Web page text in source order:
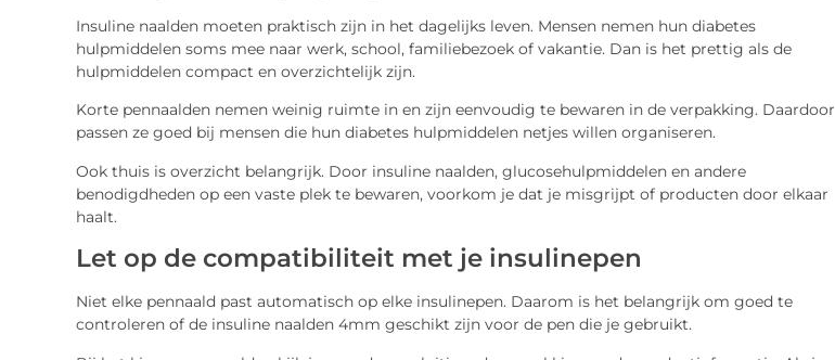
Insuline naalden moeten praktisch zijn in het dagelijks leven. Mensen nemen hun diabetes
hulpmiddelen soms mee naar werk, school, familiebezoek of vakantie. Dan is het prettig als de
hulpmiddelen compact en overzichtelijk zijn.
Korte pennaalden nemen weinig ruimte in en zijn eenvoudig te bewaren in de verpakking. Daardoor
passen ze goed bij mensen die hun diabetes hulpmiddelen netjes willen organiseren.
Ook thuis is overzicht belangrijk. Door insuline naalden, glucosehulpmiddelen en andere
benodigdheden op een vaste plek te bewaren, voorkom je dat je misgrijpt of producten door elkaar
haalt.
Let op de compatibiliteit met je insulinepen
Niet elke pennaald past automatisch op elke insulinepen. Daarom is het belangrijk om goed te
controleren of de insuline naalden 4mm geschikt zijn voor de pen die je gebruikt.